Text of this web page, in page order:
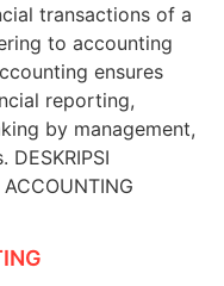
transactions of a
to accounting
ensures
reporting,
by management,